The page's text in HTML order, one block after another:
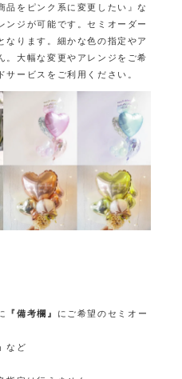
品をピンク系に変更したい』な
ンジが可能です。セミオーダー
なります。 細かな色の指定やア
。大幅な変更やアレンジをご希
ービスをご利用ください。
『備考欄』
にご希望のセミオー
など